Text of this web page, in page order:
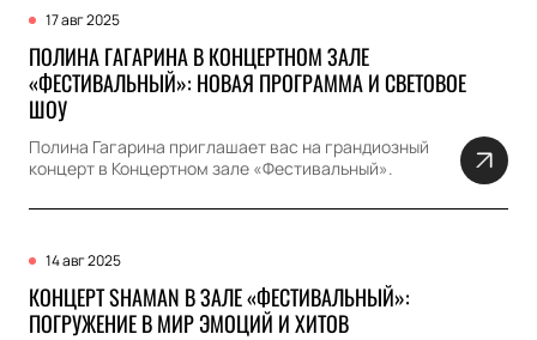
17 авг 2025
ПОЛИНА ГАГАРИНА В КОНЦЕРТНОМ ЗАЛЕ
«ФЕСТИВАЛЬНЫЙ»: НОВАЯ ПРОГРАММА И СВЕТОВОЕ
ШОУ
Полина Гагарина приглашает вас на грандиозный
концерт в Концертном зале «Фестивальный».
14 авг 2025
КОНЦЕРТ SHAMAN В ЗАЛЕ «ФЕСТИВАЛЬНЫЙ»:
ПОГРУЖЕНИЕ В МИР ЭМОЦИЙ И ХИТОВ